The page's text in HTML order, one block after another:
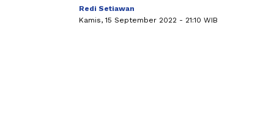
Redi Setiawan
Kamis, 15 September 2022 - 21:10 WIB